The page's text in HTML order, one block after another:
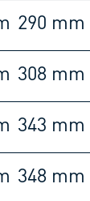
290 mm
308 mm
343 mm
348 mm